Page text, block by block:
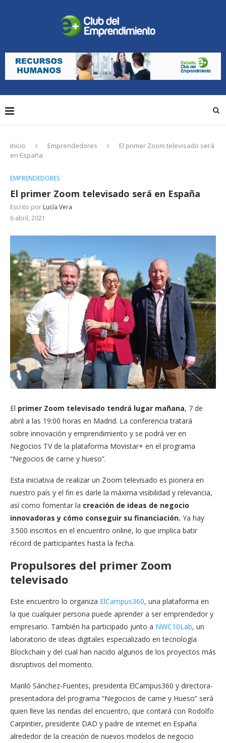
Inicio Emprendedores
El primer Zoom televisado será
en España
EMPRENDEDORES
El primer Zoom televisado será en España
Escrito por Lucía Vera
6 abril, 2021
El primer Zoom televisado tendrá lugar mañana, 7 de
abril a las 19:00 horas en Madrid. La conferencia tratará
sobre innovación y emprendimiento y se podrá ver en
Negocios TV de la plataforma Movistar+ en el programa
“Negocios de carne y hueso”.
Esta iniciativa de realizar un Zoom televisado es pionera en
nuestro país y el fin es darle la máxima visibilidad y relevancia,
así como fomentar la creación de ideas de negocio
innovadoras y cómo conseguir su financiación. Ya hay
3.500 inscritos en el encuentro online, lo que implica batir
récord de participantes hasta la fecha.
Propulsores del primer Zoom
televisado
Este encuentro lo organiza ElCampus360, una plataforma en
la que cualquier persona puede aprender a ser emprendedor y
empresario. También ha participado junto a NWC10Lab, un
laboratorio de ideas digitales especializado en tecnología
Blockchain y del cual han nacido algunos de los proyectos más
disruptivos del momento.
Mariló Sánchez-Fuentes, presidenta ElCampus360 y directora-
presentadora del programa “Negocios de carne y Hueso” será
quien lleve las riendas del encuentro, que contará con Rodolfo
Carpintier, presidente DAD y padre de internet en España
alrededor de la creación de nuevos modelos de negocio